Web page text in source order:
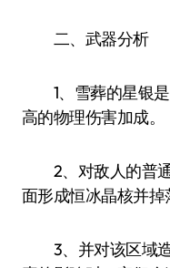
二、武器分析
1、雪葬的星银是
高的物理伤害加成。
2、对敌人的普通
面形成恒冰晶核并掉
3、并对该区域造